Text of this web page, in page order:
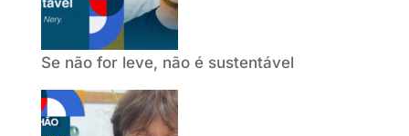
Se não for leve, não é sustentável